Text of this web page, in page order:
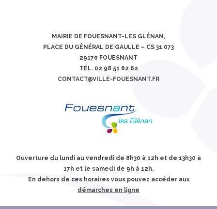
MAIRIE DE FOUESNANT-LES GLÉNAN,
PLACE DU GÉNÉRAL DE GAULLE – CS 31 073
29170 FOUESNANT
TÉL. 02 98 51 62 62
CONTACT@VILLE-FOUESNANT.FR
Ouverture du lundi au vendredi de 8h30 à 12h et de 13h30 à
17h et le samedi de 9h à 12h.
En dehors de ces horaires vous pouvez accéder aux
démarches en ligne